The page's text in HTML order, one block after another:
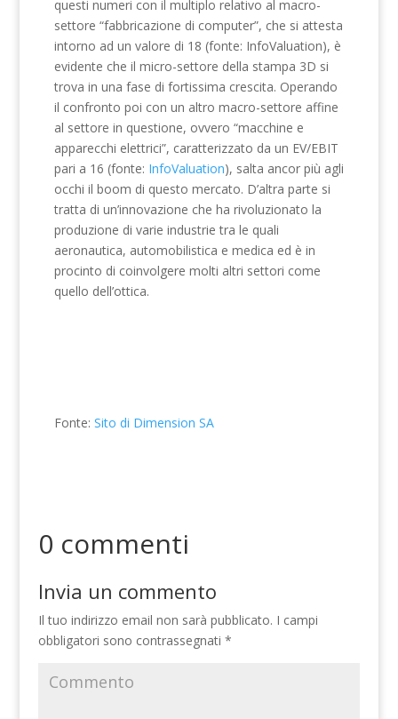
questi numeri con il multiplo relativo al macro-
settore “fabbricazione di computer”, che si attesta
intorno ad un valore di 18 (fonte: InfoValuation), è
evidente che il micro-settore della stampa 3D si
trova in una fase di fortissima crescita. Operando
il confronto poi con un altro macro-settore affine
al settore in questione, ovvero “macchine e
apparecchi elettrici”, caratterizzato da un EV/EBIT
pari a 16 (fonte: InfoValuation), salta ancor più agli
occhi il boom di questo mercato. D’altra parte si
tratta di un’innovazione che ha rivoluzionato la
produzione di varie industrie tra le quali
aeronautica, automobilistica e medica ed è in
procinto di coinvolgere molti altri settori come
quello dell’ottica.
Fonte: Sito di Dimension SA
0 commenti
Invia un commento
Il tuo indirizzo email non sarà pubblicato. I campi
obbligatori sono contrassegnati *